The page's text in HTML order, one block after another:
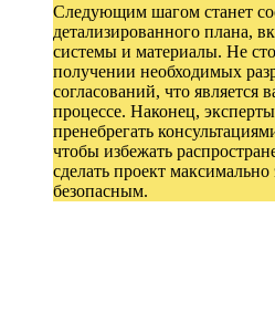
Следующим шагом станет
детализированного плана,
системы и материалы. Не
получении необходимых
согласований, что является
процессе. Наконец,
пренебрегать
чтобы избежать
сделать проект
безопасным.